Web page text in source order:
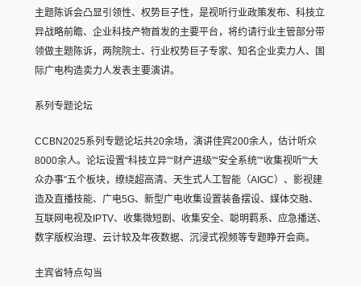
主题陈诉会凸显引领性、权势巨子性，是视听行业政策发布、科技立
异战略前瞻、企业科技产物首发的主要平台，将约请行业主管部分带
领做主题陈诉，两院院士、行业权势巨子专家、知名企业卖力人、国
际广电构造卖力人发表主要演讲。
系列专题论坛
CCBN2025系列专题论坛共20余场，演讲佳宾200余人，估计听众
8000余人。论坛设置“科技立异”“财产进级”“安全系统”“收集视听”“大
众办事”五个板块，缭绕超高清、天生式人工智能（AIGC）、影视建
造及直播技能、广电5G、新型广电收集设置装备摆设、媒体交融、
互联网电视及IPTV、收集微短剧、收集安全、聪明羁系、应急播送、
数字版权治理、云计较及年夜数据、沉浸式视频等专题睁开会商。
主宾省特点勾当